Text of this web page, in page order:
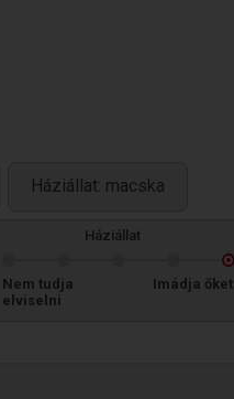
Háziállat: macska
Háziállat
Nem tudja
elviselni
Imádja őket